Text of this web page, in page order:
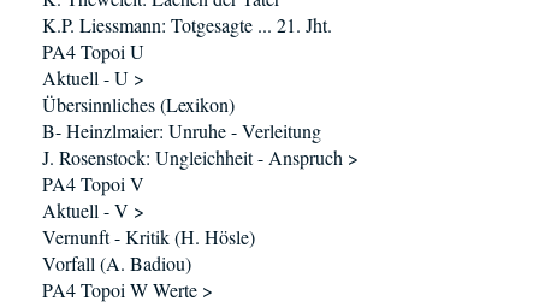
K.P. Liessmann: Totgesagte ... 21. Jht.
PA4 Topoi U
Aktuell - U >
Übersinnliches (Lexikon)
B- Heinzlmaier: Unruhe - Verleitung
J. Rosenstock: Ungleichheit - Anspruch >
PA4 Topoi V
Aktuell - V >
Vernunft - Kritik (H. Hösle)
Vorfall (A. Badiou)
PA4 Topoi W Werte >